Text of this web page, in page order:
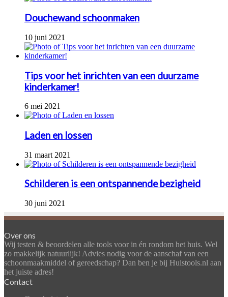
Douchewand schoonmaken
10 juni 2021
Tips voor het inrichten van een duurzame
kinderkamer!
6 mei 2021
Laden en lossen
31 maart 2021
Schilderen is een ontspannende bezigheid
30 juni 2021
Over ons
Wij testen & beoordelen alle tools voor in én rondom het huis. Wel
zo makkelijk natuurlijk! Advies nodig voor de aanschaf van een
schoonmaakmiddel of gereedschap? Dan ben je bij Huistools.nl aan
het juiste adres!
Contact